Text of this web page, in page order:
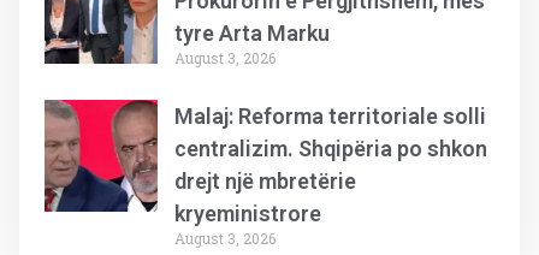
tyre Arta Marku
August 3, 2026
Malaj: Reforma territoriale solli
centralizim. Shqipëria po shkon
drejt një mbretërie
kryeministrore
August 3, 2026